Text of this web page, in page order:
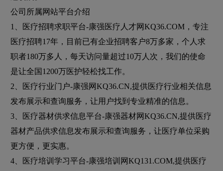
公司所属网站平台介绍
1、医疗招聘求职平台-康强医疗人才网KQ36.COM，专注
医疗招聘17年，目前已有企业招聘客户8万多家，个人求
职者180万多人，每天访问量超过10万人次，我们的使命
是让全国1200万医护轻松找工作。
2、医疗行业门户-康强网KQ36.CN,提供医疗行业相关信息
发布展示和查询服务，让用户找到专业精准的信息。
3、医疗器材供求信息平台-康强器材网KQ36.CN,提供医疗
器材产品供求信息发布展示和查询服务，让医疗单位采购
更方便，更实惠。
4、医疗培训学习平台-康强培训网KQ131.COM,提供医疗